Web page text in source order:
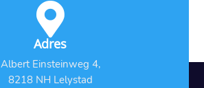

Adres
Albert Einsteinweg 4,
8218 NH Lelystad